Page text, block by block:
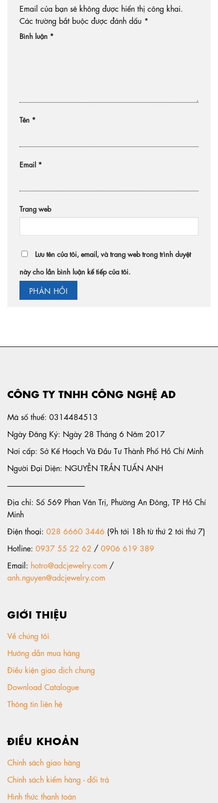
Email của bạn sẽ không được hiển thị công khai.
Các trường bắt buộc được đánh dấu *
Bình luận *
Tên *
Email *
Trang web
Lưu tên của tôi, email, và trang web trong trình duyệt
này cho lần bình luận kế tiếp của tôi.
CÔNG TY TNHH CÔNG NGHỆ AD
Mã số thuế: 0314484513
Ngày Đăng Ký: Ngày 28 Tháng 6 Năm 2017
Nơi cấp: Sở Kế Hoạch Và Đầu Tư Thành Phố Hồ Chí Minh
Người Đại Diện: NGUYỄN TRẦN TUẤN ANH
-----------------------------------------------------
Địa chỉ: Số 569 Phan Văn Trị, Phường An Đông, TP Hồ Chí
Minh
Điện thoại: 028 6660 3446 (9h tới 18h từ thứ 2 tới thứ 7)
Hotline: 0937 55 22 62 / 0906 619 389
Email: hotro@adcjewelry.com /
anh.nguyen@adcjewelry.com
GIỚI THIỆU
Về chúng tôi
Hướng dẫn mua hàng
Điều kiện giao dịch chung
Download Catalogue
Thông tin liên hệ
ĐIỀU KHOẢN
Chính sách giao hàng
Chính sách kiểm hàng - đổi trả
Hình thức thanh toán